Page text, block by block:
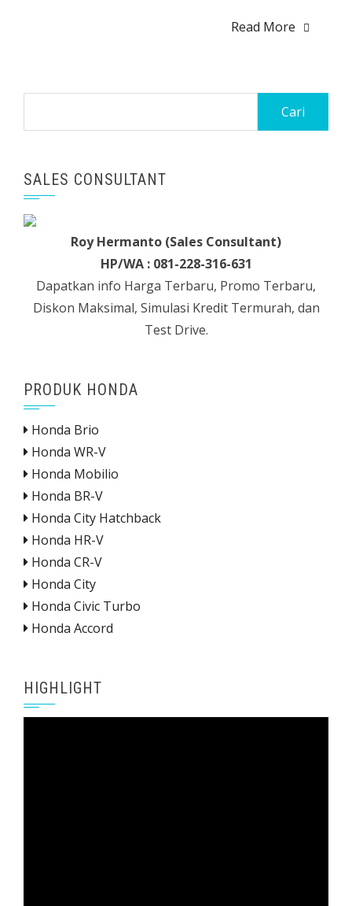
Read More
SALES CONSULTANT
Roy Hermanto (Sales Consultant)
HP/WA : 081-228-316-631
Dapatkan info Harga Terbaru, Promo Terbaru,
Diskon Maksimal, Simulasi Kredit Termurah, dan
Test Drive.
PRODUK HONDA
Honda Brio
Honda WR-V
Honda Mobilio
Honda BR-V
Honda City Hatchback
Honda HR-V
Honda CR-V
Honda City
Honda Civic Turbo
Honda Accord
HIGHLIGHT